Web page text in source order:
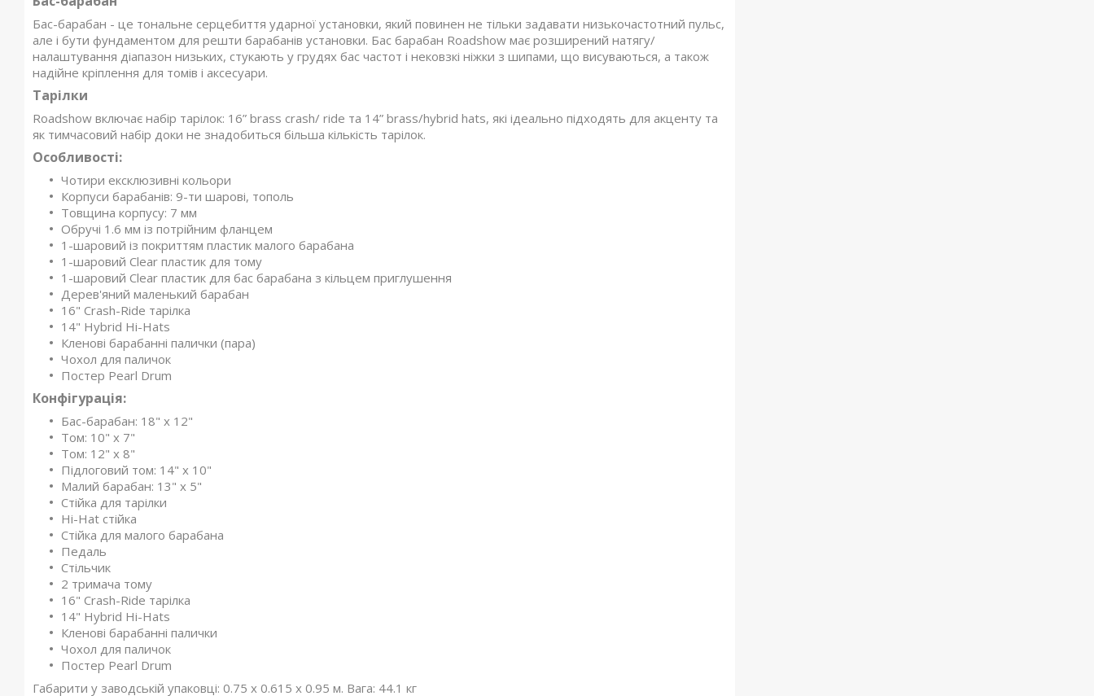
Бас-барабан - це тональне серцебиття ударної установки, який повинен не тільки задавати низькочастотний пульс,
але і бути фундаментом для решти барабанів установки. Бас барабан Roadshow має розширений натягу/
налаштування діапазон низьких, стукають у грудях бас частот і нековзкі ніжки з шипами, що висуваються, а також
надійне кріплення для томів і аксесуари.
Тарілки
Roadshow включає набір тарілок: 16” brass crash/ ride та 14” brass/hybrid hats, які ідеально підходять для акценту та
як тимчасовий набір доки не знадобиться більша кількість тарілок.
Особливості:
Чотири ексклюзивні кольори
Корпуси барабанів: 9-ти шарові, тополь
Товщина корпусу: 7 мм
Обручі 1.6 мм із потрійним фланцем
1-шаровий із покриттям пластик малого барабана
1-шаровий Clear пластик для тому
1-шаровий Clear пластик для бас барабана з кільцем приглушення
Дерев'яний маленький барабан
16" Crash-Ride тарілка
14" Hybrid Hi-Hats
Кленові барабанні палички (пара)
Чохол для паличок
Постер Pearl Drum
Конфігурація:
Бас-барабан: 18" x 12"
Том: 10" x 7"
Том: 12" x 8"
Підлоговий том: 14" x 10"
Малий барабан: 13" x 5"
Стійка для тарілки
Hi-Hat стійка
Стійка для малого барабана
Педаль
Стільчик
2 тримача тому
16" Crash-Ride тарілка
14" Hybrid Hi-Hats
Кленові барабанні палички
Чохол для паличок
Постер Pearl Drum
Габарити у заводській упаковці: 0.75 x 0.615 x 0.95 м. Вага: 44.1 кг